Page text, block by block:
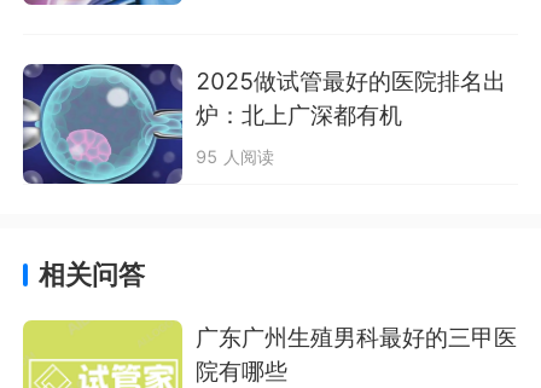
2025做试管最好的医院排名出
炉：北上广深都有机
95 人阅读
相关问答
广东广州生殖男科最好的三甲医
院有哪些